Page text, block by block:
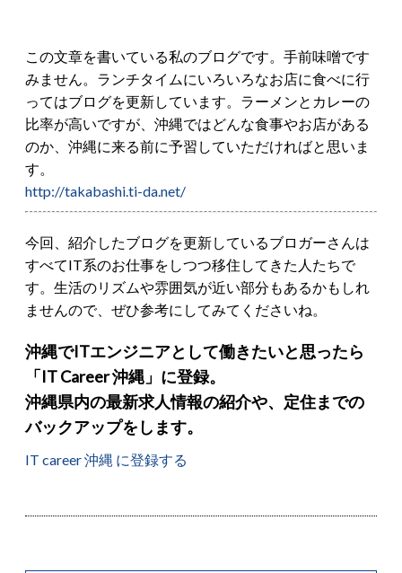
この文章を書いている私のブログです。手前味噌です
みません。ランチタイムにいろいろなお店に食べに行
ってはブログを更新しています。ラーメンとカレーの
比率が高いですが、沖縄ではどんな食事やお店がある
のか、沖縄に来る前に予習していただければと思いま
す。
http://takabashi.ti-da.net/
今回、紹介したブログを更新しているブロガーさんは
すべてIT系のお仕事をしつつ移住してきた人たちで
す。生活のリズムや雰囲気が近い部分もあるかもしれ
ませんので、ぜひ参考にしてみてくださいね。
沖縄でITエンジニアとして働きたいと思ったら
「IT Career 沖縄」に登録。
沖縄県内の最新求人情報の紹介や、定住までの
バックアップをします。
IT career 沖縄 に登録する